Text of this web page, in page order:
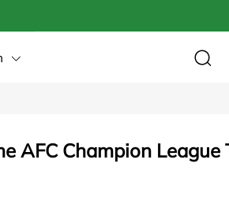
AFC Champion League